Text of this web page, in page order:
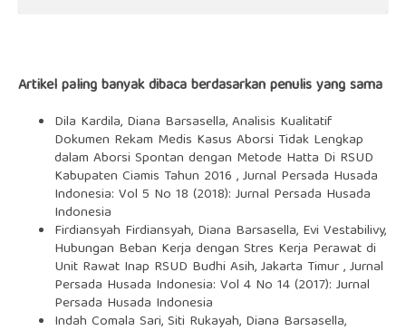
Artikel paling banyak dibaca berdasarkan penulis yang sama
Dila Kardila, Diana Barsasella,Analisis Kualitatif
Dokumen Rekam Medis Kasus Aborsi Tidak Lengkap
dalam Aborsi Spontan dengan Metode Hatta Di RSUD
Kabupaten Ciamis Tahun 2016 ,Jurnal Persada Husada
Indonesia: Vol 5 No 18 (2018): Jurnal Persada Husada
Indonesia
Firdiansyah Firdiansyah, Diana Barsasella, Evi Vestabilivy,
Hubungan Beban Kerja dengan Stres Kerja Perawat di
Unit Rawat Inap RSUD Budhi Asih, Jakarta Timur,Jurnal
Persada Husada Indonesia: Vol 4 No 14 (2017): Jurnal
Persada Husada Indonesia
Indah Comala Sari, Siti Rukayah, Diana Barsasella,